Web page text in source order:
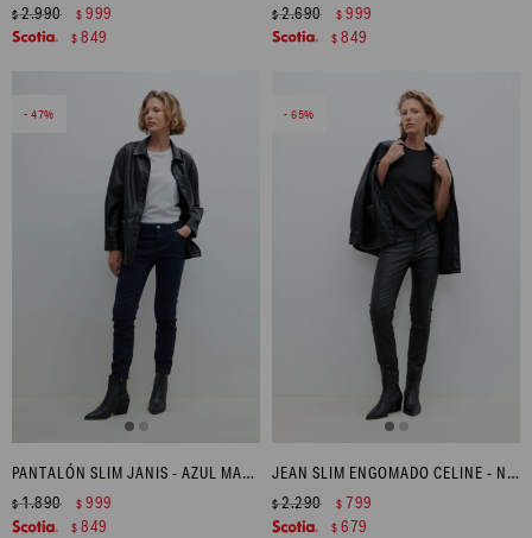
$2.990 $ 999
$ 849
$2.690 $ 999
$ 849
47
PANTALÓN SLIM JANIS - AZUL MARINO
$1.890 $ 999
$ 849
65
JEAN SLIM ENGOMADO CELINE - NEGRO
$2.290 $ 799
$ 679